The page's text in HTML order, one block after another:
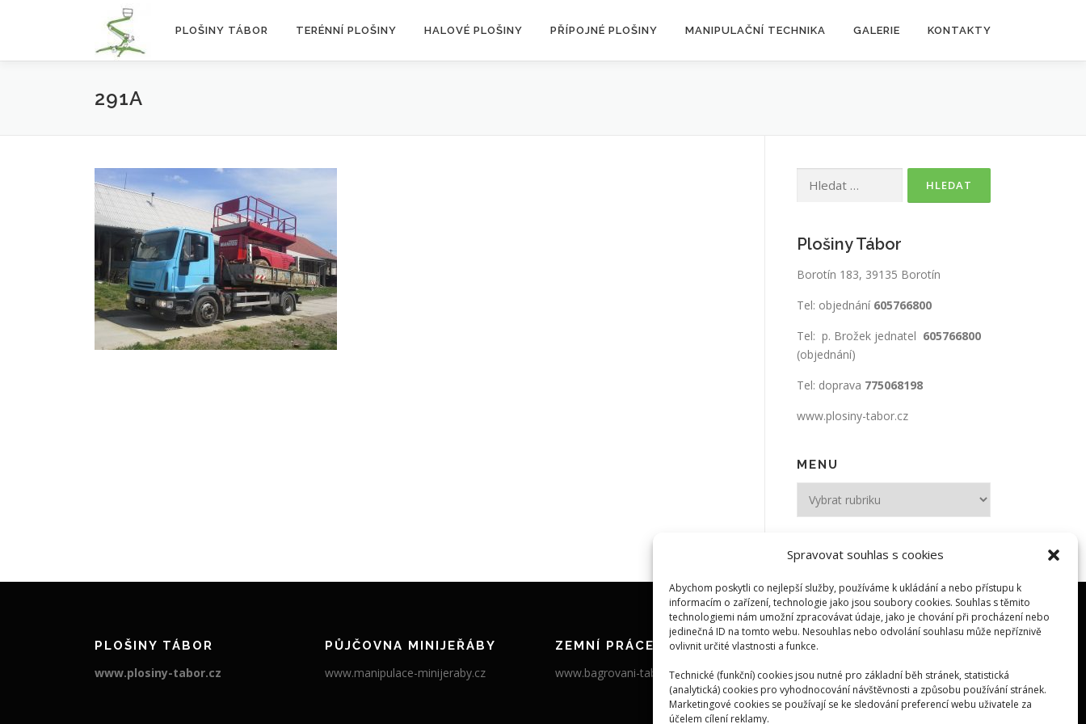
Spravovat souhlas s cookies
Abychom poskytli co nejlepší služby, používáme k ukládání a nebo přístupu k
informacím o zařízení, technologie jako jsou soubory cookies. Souhlas s těmito
technologiemi nám umožní zpracovávat údaje, jako je chování při procházení nebo
jedinečná ID na tomto webu. Nesouhlas nebo odvolání souhlasu může nepříznivě
ovlivnit určité vlastnosti a funkce.
Technické (funkční) cookies jsou nutné pro základní běh stránek, statistická
(analytická) cookies pro vyhodnocování návštěvnosti a způsobu používání stránek.
Marketingové cookies se používají se ke sledování preferencí webu uživatele za
účelem cílení reklamy.
PLOŠINY TÁBOR TERÉNNÍ PLOŠINY HALOVÉ PLOŠINY PŘÍPOJNÉ PLOŠINY MANIPULAČNÍ TECHNIKA GALERIE KONTAKTY
291A
Plošiny Tábor
Borotín 183, 39135 Borotín
Tel: objednání 605766800
Tel: p. Brožek jednatel 605766800
(objednání)
Tel: doprava 775068198
www.plosiny-tabor.cz
MENU
PLOŠINY TÁBOR
www.plosiny-tabor.cz
PŮJČOVNA MINIJEŘÁBY
www.manipulace-minijeraby.cz
ZEMNÍ PRÁCE
www.bagrovani-tabor.cz